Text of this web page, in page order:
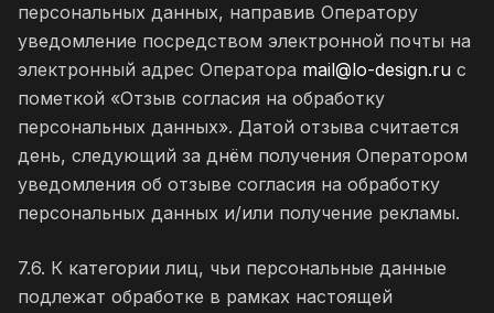
персональных данных, направив Оператору
уведомление посредством электронной почты на
электронный адрес Оператора mail@lo-design.ru с
пометкой «Отзыв согласия на обработку
персональных данных». Датой отзыва считается
день, следующий за днём получения Оператором
уведомления об отзыве согласия на обработку
персональных данных и/или получение рекламы.
7.6. К категории лиц, чьи персональные данные
подлежат обработке в рамках настоящей